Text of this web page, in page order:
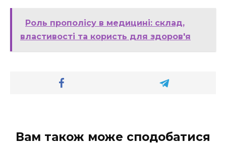
Роль прополісу в медицині: склад,
властивості та користь для здоров'я
Вам також може сподобатися